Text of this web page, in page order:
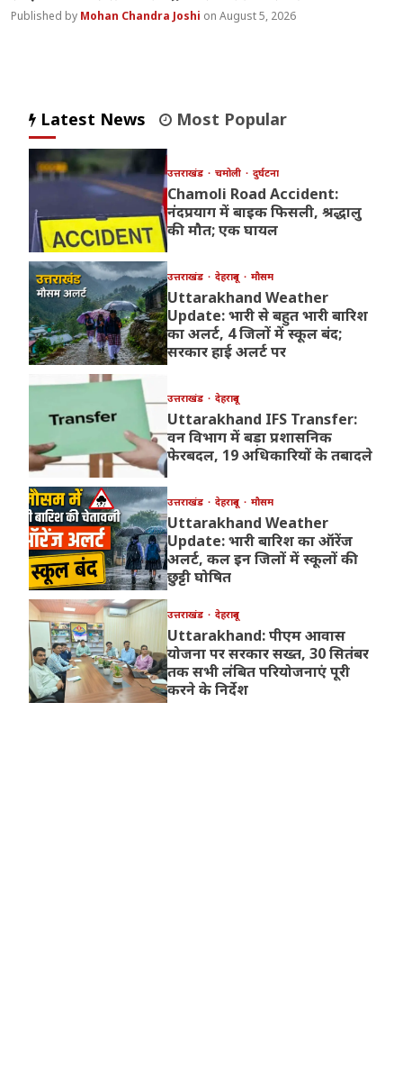
Mohan Chandra Joshi August 5, 2026
Latest News Most Popular
उत्तराखंड चमोली दुर्घटना
Chamoli Road Accident:
नंदप्रयाग में बाइक फिसली, श्रद्धालु
की मौत; एक घायल
उत्तराखंड देहरादून मौसम
Uttarakhand Weather
Update: भारी से बहुत भारी बारिश
का अलर्ट, 4 जिलों में स्कूल बंद;
सरकार हाई अलर्ट पर
उत्तराखंड देहरादून
Uttarakhand IFS Transfer:
वन विभाग में बड़ा प्रशासनिक
फेरबदल, 19 अधिकारियों के तबादले
उत्तराखंड देहरादून मौसम
Uttarakhand Weather
Update: भारी बारिश का ऑरेंज
अलर्ट, कल इन जिलों में स्कूलों की
छुट्टी घोषित
उत्तराखंड देहरादून
Uttarakhand: पीएम आवास
योजना पर सरकार सख्त, 30 सितंबर
तक सभी लंबित परियोजनाएं पूरी
करने के निर्देश